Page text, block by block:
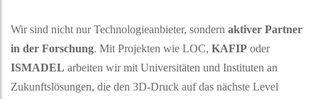
Wir sind nicht nur Technologieanbieter, sondern aktiver Partner
in der Forschung. Mit Projekten wie LOC, KAFIP oder
ISMADEL arbeiten wir mit Universitäten und Instituten an
Zukunftslösungen, die den 3D-Druck auf das nächste Level